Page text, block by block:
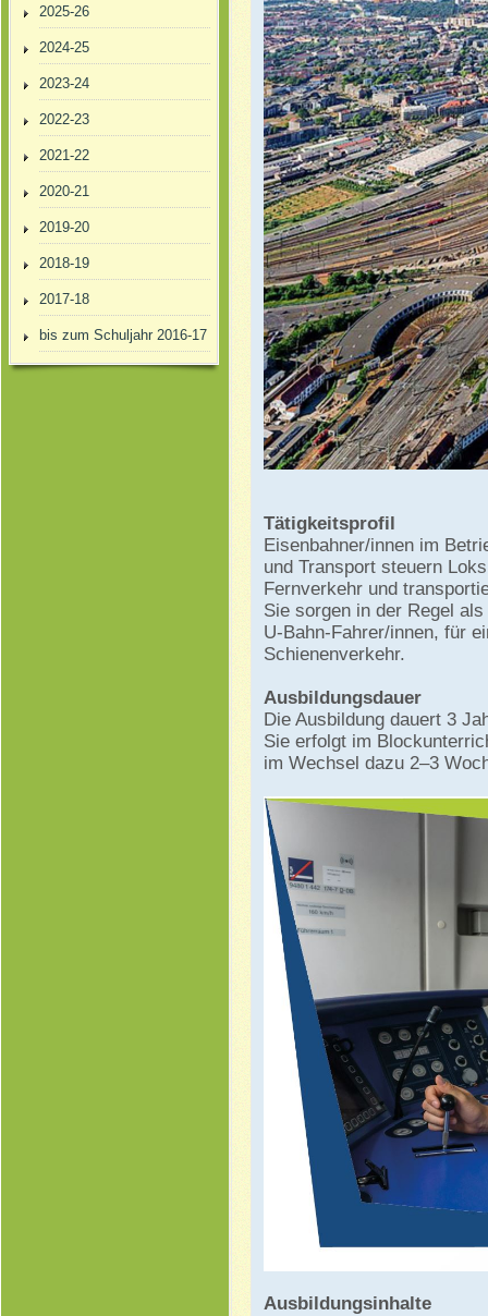
2025-26
2024-25
2023-24
2022-23
2021-22
2020-21
2019-20
2018-19
2017-18
bis zum Schuljahr 2016-17
Tätigkeitsprofil
Eisenbahner/innen im
und Transport steuern
Fernverkehr und
Sie sorgen in der Regel
U-Bahn-Fahrer/innen, für
Schienenverkehr.
Ausbildungsdauer
Die Ausbildung dauert 3
Sie erfolgt im
im Wechsel dazu 2–3
Ausbildungsinhalte